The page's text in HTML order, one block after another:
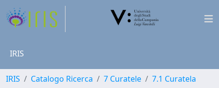
IRIS
IRIS Catalogo Ricerca 7 Curatele 7.1 Curatela